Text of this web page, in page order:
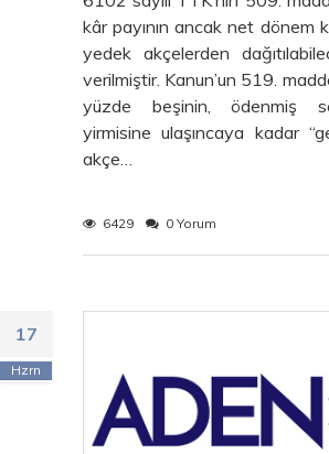
kâr payının ancak net dönem
yedek akçelerden
verilmiştir. Kanun’un 519.
yüzde beşinin, ödenmiş
yirmisine ulaşıncaya kadar
akçe…
6429 0 Yorum
17
Hzrn